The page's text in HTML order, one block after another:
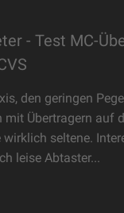
- Test MC-
den geringen
Übertragern auf
seltene.
leise Abtaster...